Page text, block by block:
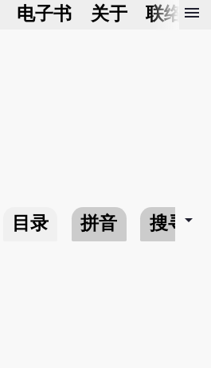
电子书 关于 联络我
menu
目录 拼音 搜寻arrow_drop_down